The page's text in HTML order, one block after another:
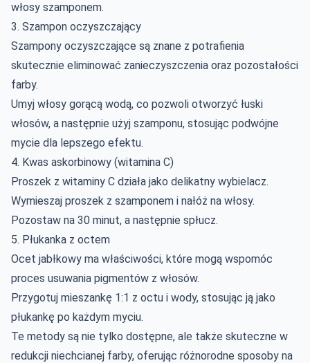
włosy szamponem.
3. Szampon oczyszczający
Szampony oczyszczające są znane z potrafienia
skutecznie eliminować zanieczyszczenia oraz pozostałości
farby.
Umyj włosy gorącą wodą, co pozwoli otworzyć łuski
włosów, a następnie użyj szamponu, stosując podwójne
mycie dla lepszego efektu.
4. Kwas askorbinowy (witamina C)
Proszek z witaminy C działa jako delikatny wybielacz.
Wymieszaj proszek z szamponem i nałóż na włosy.
Pozostaw na 30 minut, a następnie spłucz.
5. Płukanka z octem
Ocet jabłkowy ma właściwości, które mogą wspomóc
proces usuwania pigmentów z włosów.
Przygotuj mieszankę 1:1 z octu i wody, stosując ją jako
płukankę po każdym myciu.
Te metody są nie tylko dostępne, ale także skuteczne w
redukcji niechcianej farby, oferując różnorodne sposoby na